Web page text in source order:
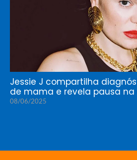
Jessie J compartilha
de mama e revela pausa na
08/06/2025